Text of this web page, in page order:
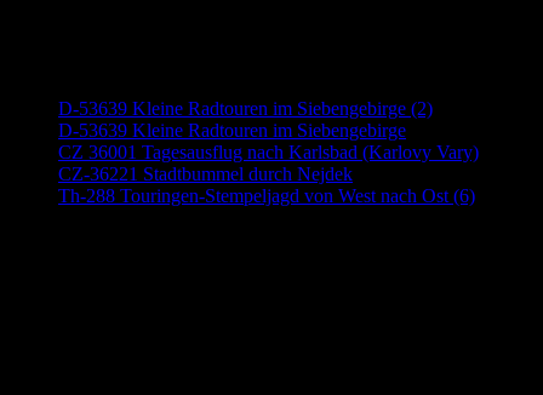
D-53639 Kleine Radtouren im Siebengebirge (2)
D-53639 Kleine Radtouren im Siebengebirge
CZ 36001 Tagesausflug nach Karlsbad (Karlovy Vary)
CZ-36221 Stadtbummel durch Nejdek
Th-288 Touringen-Stempeljagd von West nach Ost (6)